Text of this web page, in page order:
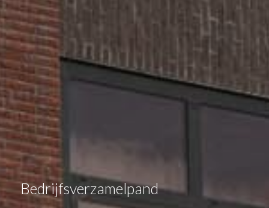
Bedrijfsverzamelpand